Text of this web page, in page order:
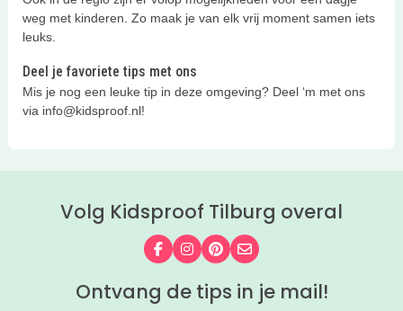
weg met kinderen. Zo maak je van elk vrij moment samen iets
leuks.
Deel je favoriete tips met ons
Mis je nog een leuke tip in deze omgeving? Deel ‘m met ons
via info@kidsproof.nl!
Volg Kidsproof Tilburg overal
Volg ons op Facebook
Volg ons op Instagram
Volg ons op Pinterest
Mail ons
Ontvang de tips in je mail!